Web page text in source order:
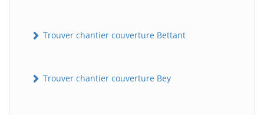
Trouver chantier couverture Bettant
Trouver chantier couverture Bey